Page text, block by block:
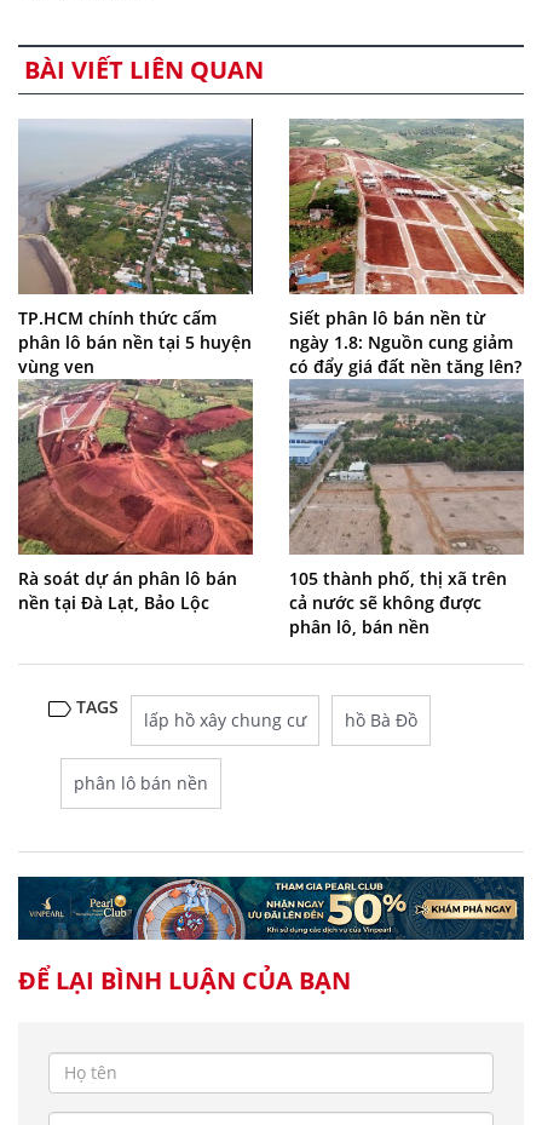
BÀI VIẾT LIÊN QUAN
TP.HCM chính thức cấm
phân lô bán nền tại 5 huyện
vùng ven
Siết phân lô bán nền từ
ngày 1.8: Nguồn cung giảm
có đẩy giá đất nền tăng lên?
Rà soát dự án phân lô bán
nền tại Đà Lạt, Bảo Lộc
105 thành phố, thị xã trên
cả nước sẽ không được
phân lô, bán nền
TAGS
lấp hồ xây chung cư hồ Bà Đồ
phân lô bán nền
ĐỂ LẠI BÌNH LUẬN CỦA BẠN